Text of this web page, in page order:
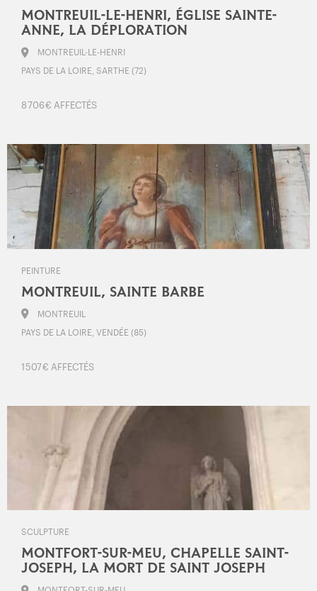
MONTREUIL-LE-HENRI, ÉGLISE SAINTE-
ANNE, LA DÉPLORATION
MONTREUIL-LE-HENRI
PAYS DE LA LOIRE, SARTHE (72)
8 706 € AFFECTÉS
PEINTURE
MONTREUIL, SAINTE BARBE
MONTREUIL
PAYS DE LA LOIRE, VENDÉE (85)
1 507 € AFFECTÉS
SCULPTURE
MONTFORT-SUR-MEU, CHAPELLE SAINT-
JOSEPH, LA MORT DE SAINT JOSEPH